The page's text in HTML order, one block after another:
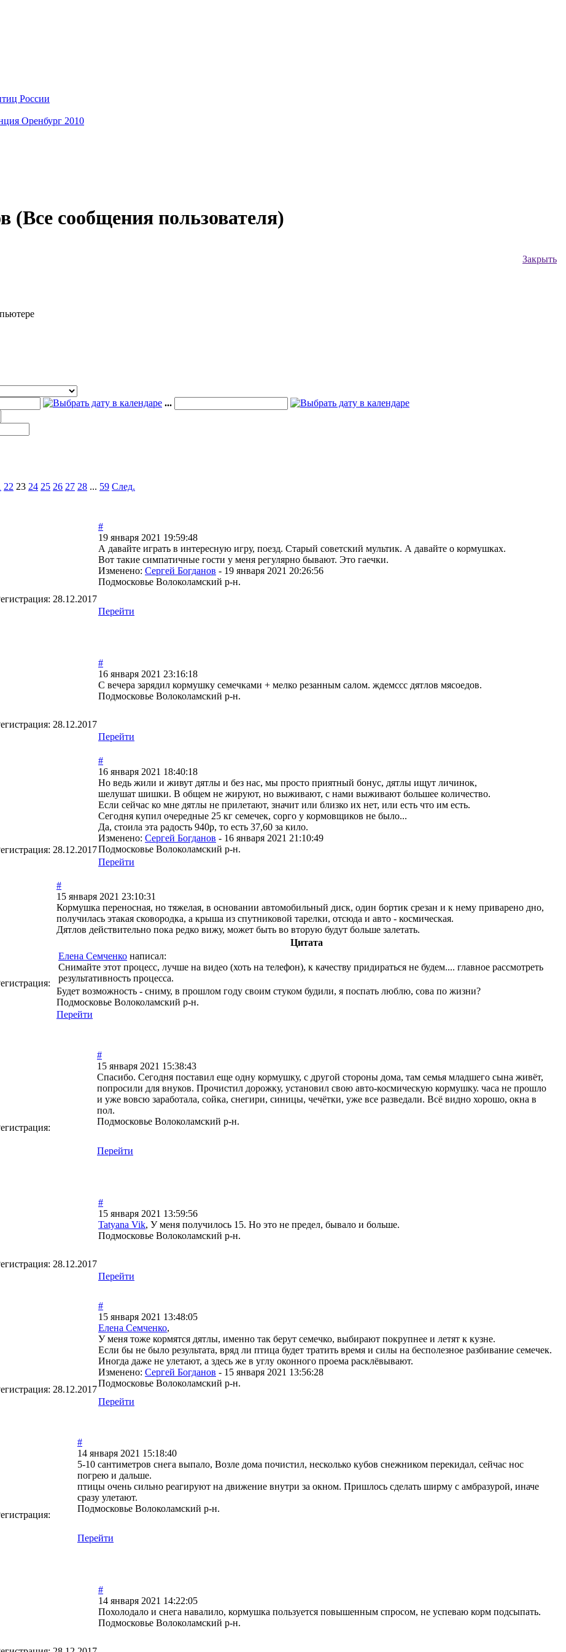
России
Оренбург 2010
(Все сообщения пользователя)
Закрыть
...
22 23 24 25 26 27 28 ... 59 След.
28.12.2017
#
19 января 2021 19:59:48
А давайте играть в интересную игру, поезд. Старый советский мультик. А давайте о кормушках.
Вот такие симпатичные гости у меня регулярно бывают. Это гаечки.
Изменено: Сергей Богданов - 19 января 2021 20:26:56
Подмосковье Волоколамский р-н.
Перейти
28.12.2017
#
16 января 2021 23:16:18
С вечера зарядил кормушку семечками + мелко резанным салом. ждемссс дятлов мясоедов.
Подмосковье Волоколамский р-н.
Перейти
28.12.2017
#
16 января 2021 18:40:18
Но ведь жили и живут дятлы и без нас, мы просто приятный бонус, дятлы ищут личинок,
шелушат шишки. В общем не жируют, но выживают, с нами выживают большее количество.
Если сейчас ко мне дятлы не прилетают, значит или близко их нет, или есть что им есть.
Сегодня купил очередные 25 кг семечек, сорго у кормовщиков не было...
Да, стоила эта радость 940р, то есть 37,60 за кило.
Изменено: Сергей Богданов - 16 января 2021 21:10:49
Подмосковье Волоколамский р-н.
Перейти
#
15 января 2021 23:10:31
Кормушка переносная, но тяжелая, в основании автомобильный диск, один бортик срезан и к нему приварено дно,
получилась этакая сковородка, а крыша из спутниковой тарелки, отсюда и авто - космическая.
Дятлов действительно пока редко вижу, может быть во вторую будут больше залетать.
Цитата
Елена Семченко написал:
Снимайте этот процесс, лучше на видео (хоть на телефон), к качеству придираться не будем.... главное рассмотреть
результативность процесса.
Будет возможность - сниму, в прошлом году своим стуком будили, я поспать люблю, сова по жизни?
Подмосковье Волоколамский р-н.
Перейти
#
15 января 2021 15:38:43
Спасибо. Сегодня поставил еще одну кормушку, с другой стороны дома, там семья младшего сына живёт,
попросили для внуков. Прочистил дорожку, установил свою авто-космическую кормушку. часа не прошло
и уже вовсю заработала, сойка, снегири, синицы, чечётки, уже все разведали. Всё видно хорошо, окна в
пол.
Подмосковье Волоколамский р-н.
Перейти
28.12.2017
#
15 января 2021 13:59:56
Tatyana Vik, У меня получилось 15. Но это не предел, бывало и больше.
Подмосковье Волоколамский р-н.
Перейти
28.12.2017
#
15 января 2021 13:48:05
Елена Семченко,
У меня тоже кормятся дятлы, именно так берут семечко, выбирают покрупнее и летят к кузне.
Если бы не было результата, вряд ли птица будет тратить время и силы на бесполезное разбивание семечек.
Иногда даже не улетают, а здесь же в углу оконного проема расклёвывают.
Изменено: Сергей Богданов - 15 января 2021 13:56:28
Подмосковье Волоколамский р-н.
Перейти
#
14 января 2021 15:18:40
5-10 сантиметров снега выпало, Возле дома почистил, несколько кубов снежником перекидал, сейчас нос
погрею и дальше.
птицы очень сильно реагируют на движение внутри за окном. Пришлось сделать ширму с амбразурой, иначе
сразу улетают.
Подмосковье Волоколамский р-н.
Перейти
#
14 января 2021 14:22:05
Похолодало и снега навалило, кормушка пользуется повышенным спросом, не успеваю корм подсыпать.
Подмосковье Волоколамский р-н.